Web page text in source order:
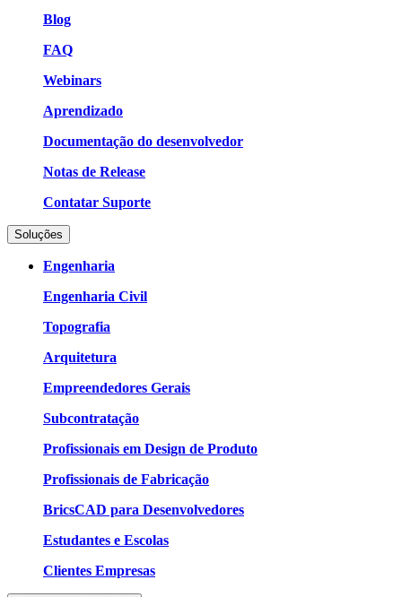
Blog
FAQ
Webinars
Aprendizado
Documentação do desenvolvedor
Notas de Release
Contatar Suporte
Soluções
Engenharia
Engenharia Civil
Topografia
Arquitetura
Empreendedores Gerais
Subcontratação
Profissionais em Design de Produto
Profissionais de Fabricação
BricsCAD para Desenvolvedores
Estudantes e Escolas
Clientes Empresas